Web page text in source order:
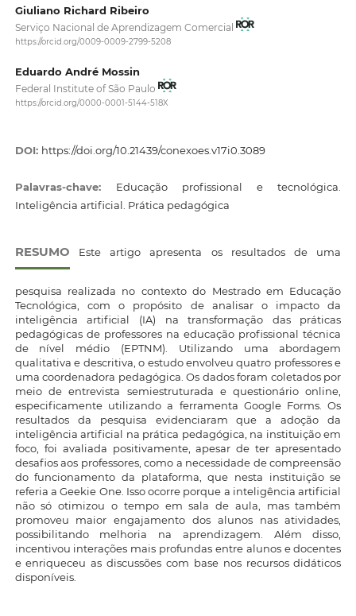
Giuliano Richard Ribeiro
Serviço Nacional de Aprendizagem Comercial
https://orcid.org/0009-0009-2799-5208
Eduardo André Mossin
Federal Institute of São Paulo
https://orcid.org/0000-0001-5144-518X
DOI: https://doi.org/10.21439/conexoes.v17i0.3089
Palavras-chave: Educação profissional e tecnológica.
Inteligência artificial. Prática pedagógica
RESUMO Este artigo apresenta os resultados de uma
pesquisa realizada no contexto do Mestrado em Educação
Tecnológica, com o propósito de analisar o impacto da
inteligência artificial (IA) na transformação das práticas
pedagógicas de professores na educação profissional técnica
de nível médio (EPTNM). Utilizando uma abordagem
qualitativa e descritiva, o estudo envolveu quatro professores e
uma coordenadora pedagógica. Os dados foram coletados por
meio de entrevista semiestruturada e questionário online,
especificamente utilizando a ferramenta Google Forms. Os
resultados da pesquisa evidenciaram que a adoção da
inteligência artificial na prática pedagógica, na instituição em
foco, foi avaliada positivamente, apesar de ter apresentado
desafios aos professores, como a necessidade de compreensão
do funcionamento da plataforma, que nesta instituição se
referia a Geekie One. Isso ocorre porque a inteligência artificial
não só otimizou o tempo em sala de aula, mas também
promoveu maior engajamento dos alunos nas atividades,
possibilitando melhoria na aprendizagem. Além disso,
incentivou interações mais profundas entre alunos e docentes
e enriqueceu as discussões com base nos recursos didáticos
disponíveis.